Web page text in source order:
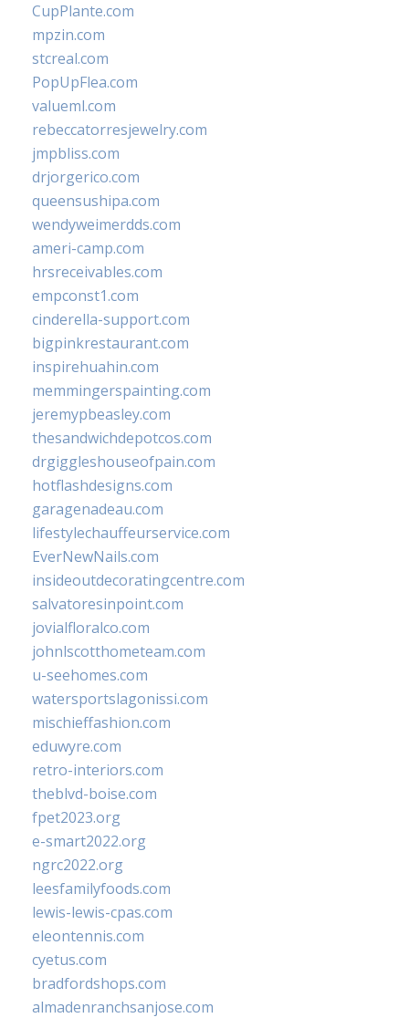
CupPlante.com
mpzin.com
stcreal.com
PopUpFlea.com
valueml.com
rebeccatorresjewelry.com
jmpbliss.com
drjorgerico.com
queensushipa.com
wendyweimerdds.com
ameri-camp.com
hrsreceivables.com
empconst1.com
cinderella-support.com
bigpinkrestaurant.com
inspirehuahin.com
memmingerspainting.com
jeremypbeasley.com
thesandwichdepotcos.com
drgiggleshouseofpain.com
hotflashdesigns.com
garagenadeau.com
lifestylechauffeurservice.com
EverNewNails.com
insideoutdecoratingcentre.com
salvatoresinpoint.com
jovialfloralco.com
johnlscotthometeam.com
u-seehomes.com
watersportslagonissi.com
mischieffashion.com
eduwyre.com
retro-interiors.com
theblvd-boise.com
fpet2023.org
e-smart2022.org
ngrc2022.org
leesfamilyfoods.com
lewis-lewis-cpas.com
eleontennis.com
cyetus.com
bradfordshops.com
almadenranchsanjose.com